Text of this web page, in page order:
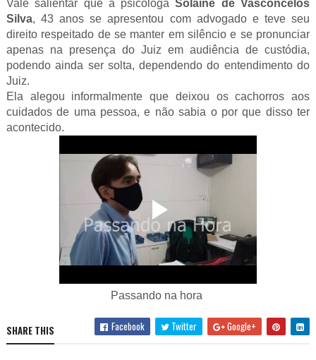
Vale salientar que a psicólogaSolaine de Vasconcelos
Silva, 43 anos se apresentou com advogado e teve seu
direito respeitado de se manter em silêncio e se pronunciar
apenas na presença do Juiz em audiência de custódia,
podendo ainda ser solta, dependendo do entendimento do
Juiz.
Ela alegou informalmente que deixou os cachorros aos
cuidados de uma pessoa, e não sabia o por que disso ter
acontecido.
Passando na hora
SHARE THIS Facebook Twitter Google+